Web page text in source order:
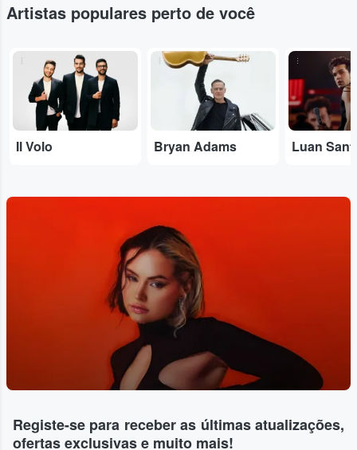
Artistas populares perto de você
Il Volo
...
Bryan Adams
...
Luan
Registe-se para receber as últimas atualizações,
ofertas exclusivas e muito mais!